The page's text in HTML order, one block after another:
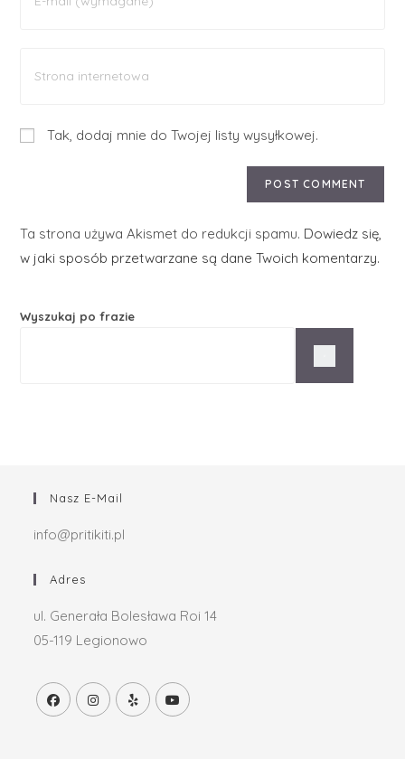
Tak, dodaj mnie do Twojej listy wysyłkowej.
Ta strona używa Akismet do redukcji spamu. Dowiedz się,
w jaki sposób przetwarzane są dane Twoich komentarzy.
Wyszukaj po frazie
Nasz E-Mail
info@pritikiti.pl
Adres
ul. Generała Bolesława Roi 14
05-119 Legionowo